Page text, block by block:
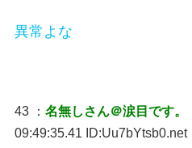
異常よな
43 ： 名無しさん＠涙目です。
09:49:35.41 ID:Uu7bYtsb0.net